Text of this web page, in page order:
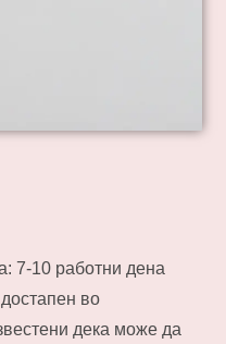
7-10 работни дена
во
дека може да